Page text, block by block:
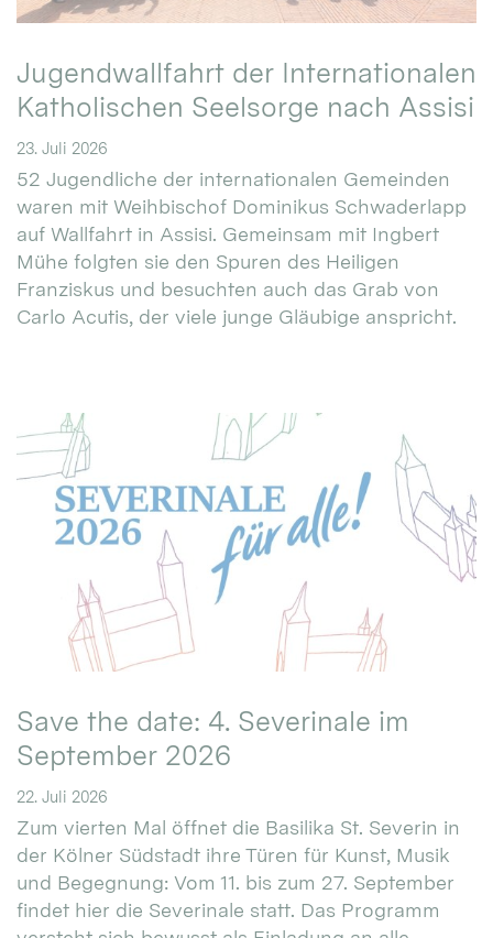
Jugendwallfahrt der Internationalen
Katholischen Seelsorge nach Assisi
23. Juli 2026
52 Jugendliche der internationalen Gemeinden
waren mit Weihbischof Dominikus Schwaderlapp
auf Wallfahrt in Assisi. Gemeinsam mit Ingbert
Mühe folgten sie den Spuren des Heiligen
Franziskus und besuchten auch das Grab von
Carlo Acutis, der viele junge Gläubige anspricht.
Save the date: 4. Severinale im
September 2026
22. Juli 2026
Zum vierten Mal öffnet die Basilika St. Severin in
der Kölner Südstadt ihre Türen für Kunst, Musik
und Begegnung: Vom 11. bis zum 27. September
findet hier die Severinale statt. Das Programm